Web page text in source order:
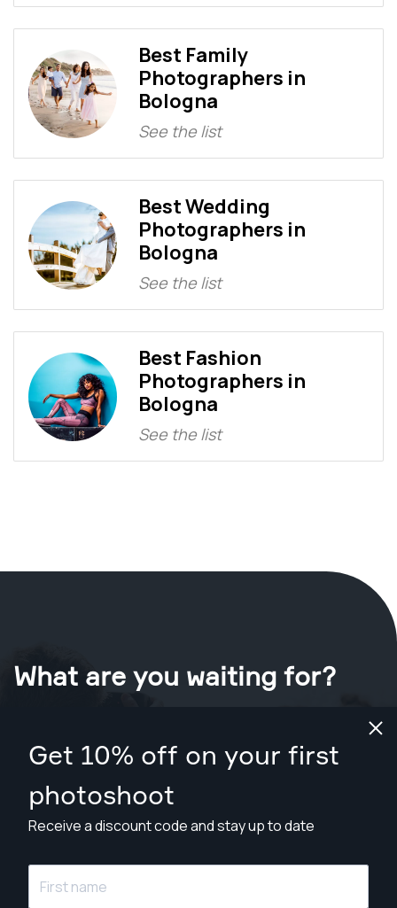
Get 10% off on your first
photoshoot
Receive a discount code and stay up to date
Best Family
Photographers in
Bologna
See the list
Best Wedding
Photographers in
Bologna
See the list
Best Fashion
Photographers in
Bologna
See the list
What are you waiting for?